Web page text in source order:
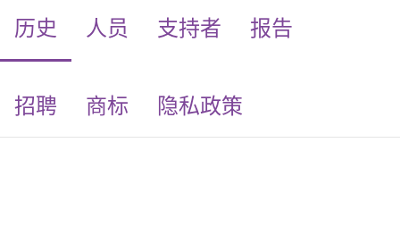
历史 (current)
人员 支持者 报告
招聘 商标 隐私政策